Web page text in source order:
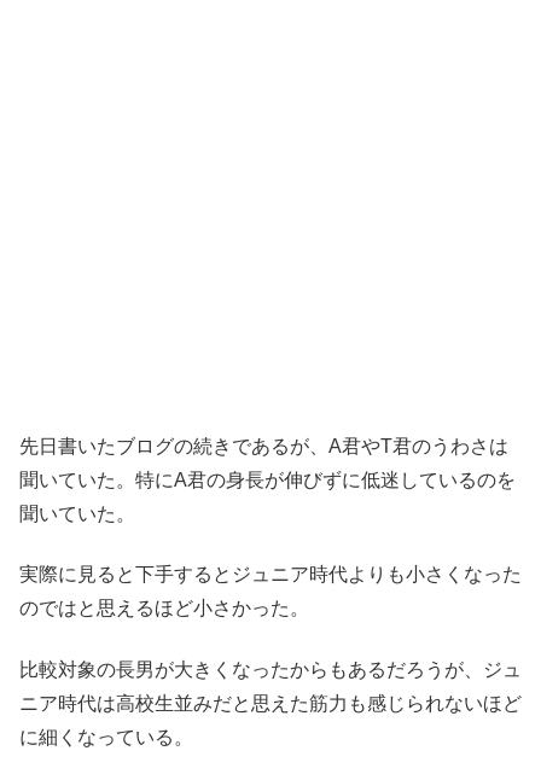
先日書いたブログの続きであるが、A君やT君のうわさは
聞いていた。特にA君の身長が伸びずに低迷しているのを
聞いていた。
実際に見ると下手するとジュニア時代よりも小さくなった
のではと思えるほど小さかった。
比較対象の長男が大きくなったからもあるだろうが、ジュ
ニア時代は高校生並みだと思えた筋力も感じられないほど
に細くなっている。